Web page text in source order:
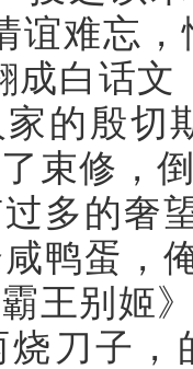
谊难忘
成白话
的殷切
束修，
多的奢
鸭蛋，
王别姬
刀子